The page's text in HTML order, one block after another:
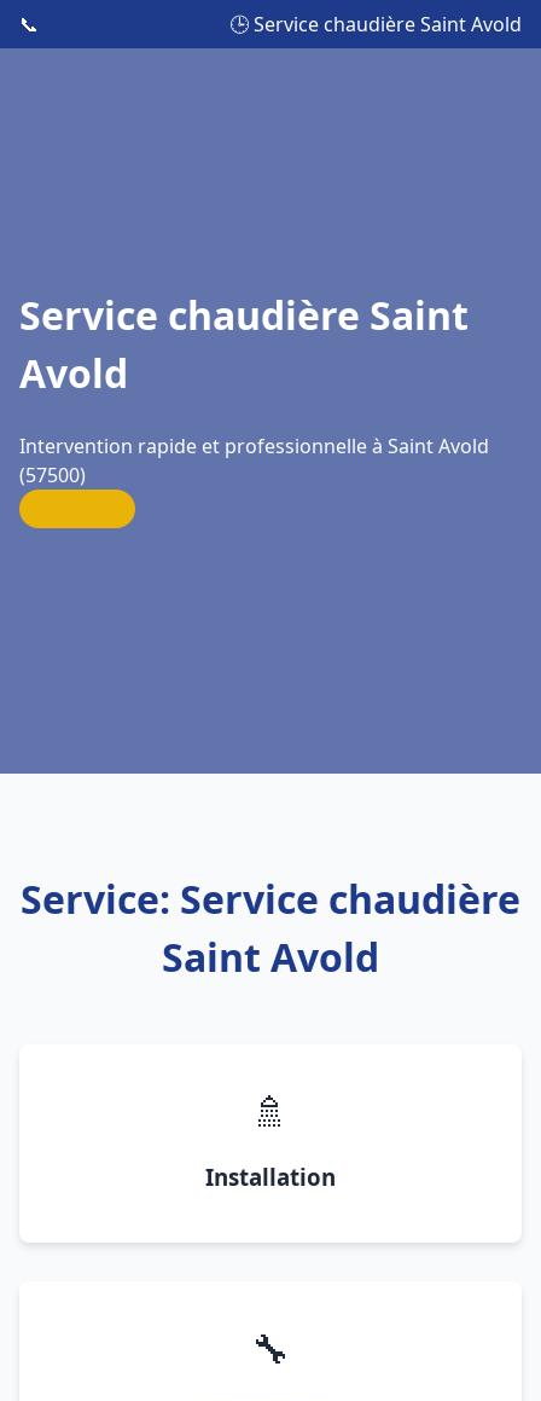
📞 🕒 Service chaudière Saint Avold
Service chaudière Saint
Avold
Intervention rapide et professionnelle à Saint Avold
(57500)
Service: Service chaudière
Saint Avold
🚿
Installation
🔧